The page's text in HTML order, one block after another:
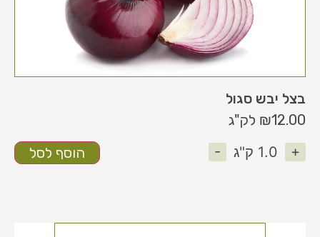
בצל יבש סגול
₪12.00
לק"ג
-
1.0 ק"ג + הוסף לסל